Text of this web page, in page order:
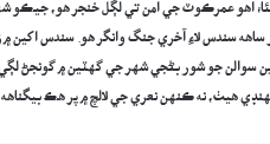
اهو عمرڪوٽ جي امن تي لڳل خنجر هو، جيڪو
سندس لاءِ آخري جنگ وانگر هو. سندس اکين
سوالن جو شور بڻجي شهر جي گهٽين ۾ گونجڻ
هيٺ، نه ڪنهن نعري جي لالچ ۾ پر هڪ